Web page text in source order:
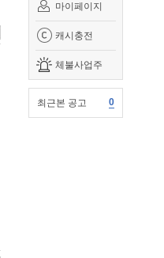
마이페이지
캐시충전
체불사업주
최근본 공고 0